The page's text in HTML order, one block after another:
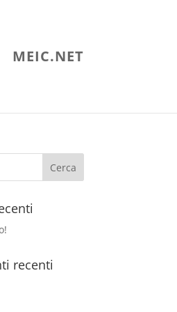
MEIC.NET
recenti